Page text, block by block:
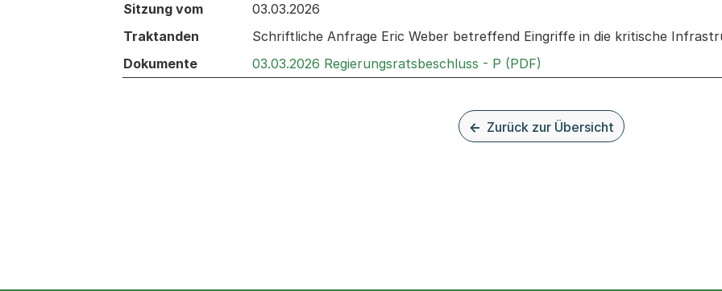
Behandelt an den folgenden Sitzungen: Informationen zu den Sitzungen zum Geschäft
Sitzung vom
03.03.2026
Traktanden
Schriftliche Anfrage Eric Weber betreffend Eingriffe in die kritische
Dokumente
03.03.2026 Regierungsratsbeschluss - P (PDF)
Zurück zur Übersicht